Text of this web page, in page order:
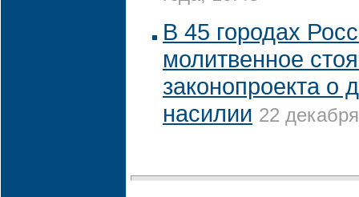
В 45 городах
молитвенное
законопроекта о
насилии 22